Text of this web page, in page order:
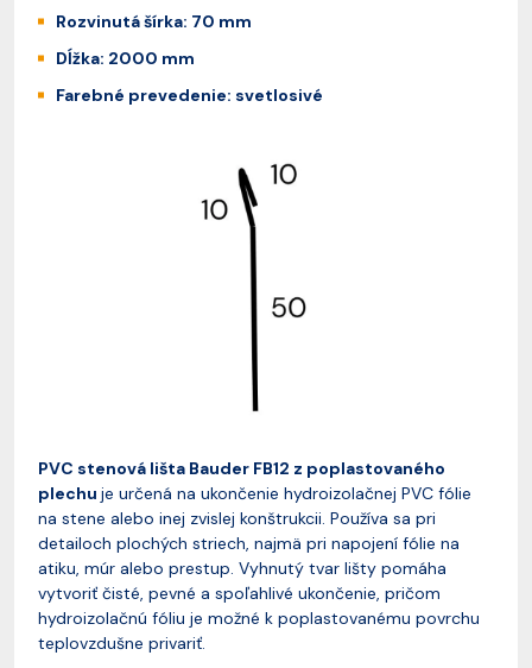
Rozvinutá šírka: 70 mm
Dĺžka: 2000 mm
Farebné prevedenie: svetlosivé
PVC stenová lišta Bauder FB12 z poplastovaného
plechu je určená na ukončenie hydroizolačnej PVC fólie
na stene alebo inej zvislej konštrukcii. Používa sa pri
detailoch plochých striech, najmä pri napojení fólie na
atiku, múr alebo prestup. Vyhnutý tvar lišty pomáha
vytvoriť čisté, pevné a spoľahlivé ukončenie, pričom
hydroizolačnú fóliu je možné k poplastovanému povrchu
teplovzdušne privariť.